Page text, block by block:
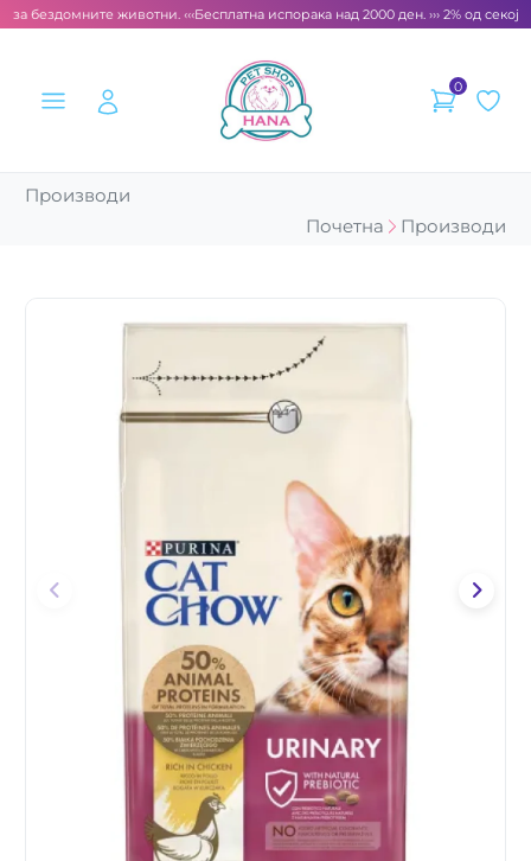
бездомните животни. ‹‹‹Бесплатна испорака над 2000 ден. ››› 2% од
0
Производи
Почетна
Производи